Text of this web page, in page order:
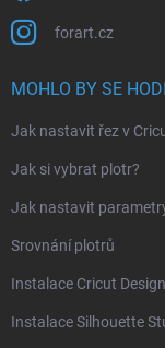
forart.cz
MOHLO BY SE
Jak nastavit řez v
Jak si vybrat plotr?
Jak nastavit
Srovnání plotrů
Instalace Cricut
Instalace Silhouette